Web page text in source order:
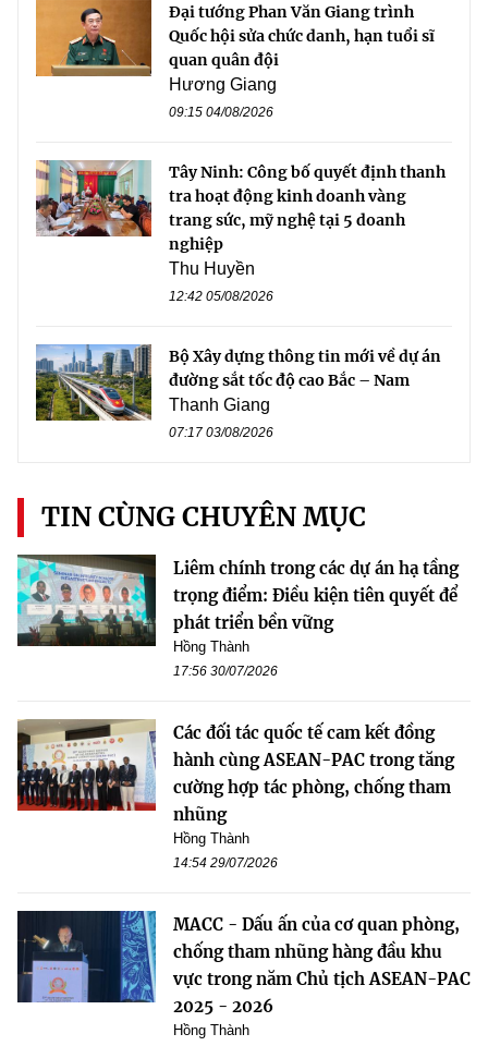
Đại tướng Phan Văn Giang trình
Quốc hội sửa chức danh, hạn tuổi sĩ
quan quân đội
Hương Giang
09:15 04/08/2026
Tây Ninh: Công bố quyết định thanh
tra hoạt động kinh doanh vàng
trang sức, mỹ nghệ tại 5 doanh
nghiệp
Thu Huyền
12:42 05/08/2026
Bộ Xây dựng thông tin mới về dự án
đường sắt tốc độ cao Bắc – Nam
Thanh Giang
07:17 03/08/2026
TIN CÙNG CHUYÊN MỤC
Liêm chính trong các dự án hạ tầng
trọng điểm: Điều kiện tiên quyết để
phát triển bền vững
Hồng Thành
17:56 30/07/2026
Các đối tác quốc tế cam kết đồng
hành cùng ASEAN-PAC trong tăng
cường hợp tác phòng, chống tham
nhũng
Hồng Thành
14:54 29/07/2026
MACC - Dấu ấn của cơ quan phòng,
chống tham nhũng hàng đầu khu
vực trong năm Chủ tịch ASEAN-PAC
2025 - 2026
Hồng Thành